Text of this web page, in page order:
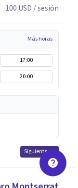
100 USD / sesión
Más horas
17:00
20:00
Siguiente